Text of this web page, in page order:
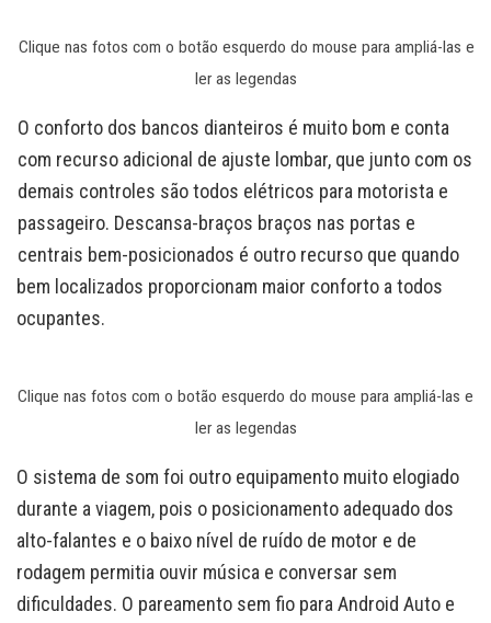
Clique nas fotos com o botão esquerdo do mouse para ampliá-las e
ler as legendas
O conforto dos bancos dianteiros é muito bom e conta
com recurso adicional de ajuste lombar, que junto com os
demais controles são todos elétricos para motorista e
passageiro. Descansa-braços braços nas portas e
centrais bem-posicionados é outro recurso que quando
bem localizados proporcionam maior conforto a todos
ocupantes.
Clique nas fotos com o botão esquerdo do mouse para ampliá-las e
ler as legendas
O sistema de som foi outro equipamento muito elogiado
durante a viagem, pois o posicionamento adequado dos
alto-falantes e o baixo nível de ruído de motor e de
rodagem permitia ouvir música e conversar sem
dificuldades. O pareamento sem fio para Android Auto e